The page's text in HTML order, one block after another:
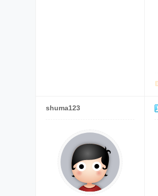
shuma123